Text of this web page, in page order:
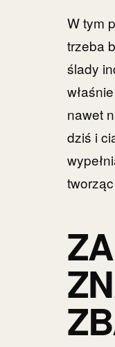
W tym
trzeba
ślady
nawet
dziś i